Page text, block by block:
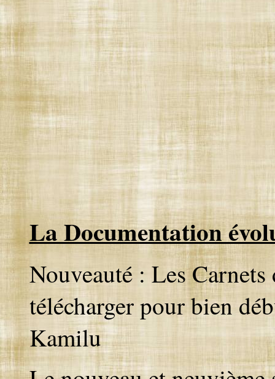
La Documentation
Nouveauté : Les
télécharger pour bien
Kamilu